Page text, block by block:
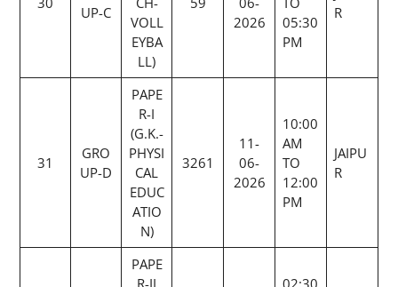
UP-C
VOLL
EYBA
LL)
2026
05:30
PM
R
31
GRO
UP-D
PAPE
R-I
(G.K.-
PHYSI
CAL
EDUC
ATIO
N)
3261
11-
06-
2026
10:00
AM
TO
12:00
PM
JAIPU
R
PAPE